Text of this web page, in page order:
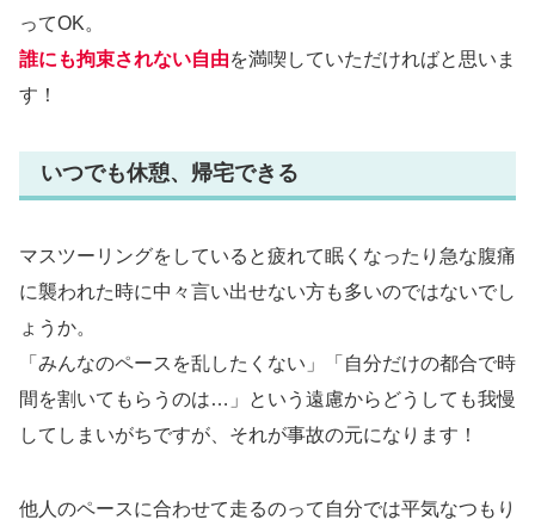
ってOK。
誰にも拘束されない自由を満喫していただければと思いま
す！
いつでも休憩、帰宅できる
マスツーリングをしていると疲れて眠くなったり急な腹痛
に襲われた時に中々言い出せない方も多いのではないでし
ょうか。
「みんなのペースを乱したくない」「自分だけの都合で時
間を割いてもらうのは…」という遠慮からどうしても我慢
してしまいがちですが、それが事故の元になります！
他人のペースに合わせて走るのって自分では平気なつもり